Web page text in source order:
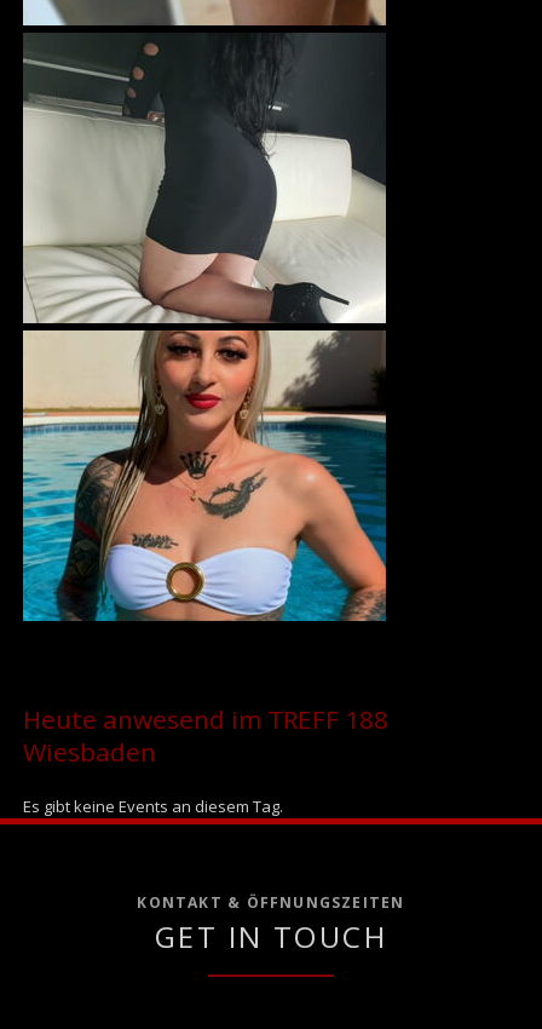
Heute anwesend im TREFF 188
Wiesbaden
Es gibt keine Events an diesem Tag.
KONTAKT & ÖFFNUNGSZEITEN
GET IN TOUCH